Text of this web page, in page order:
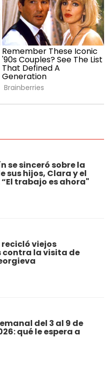
se sinceró sobre la
sus hijos, Clara y el
trabajo es ahora"
viejos
la visita de
del 3 al 9 de
qué le espera a